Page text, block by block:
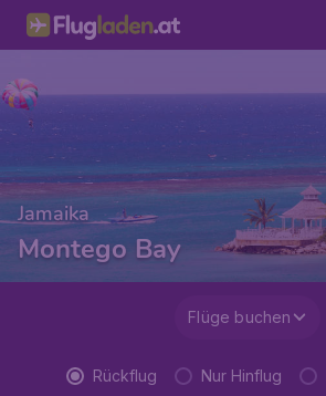
Jamaika
Montego Bay
Flüge buchen
Rückflug Nur Hinflug